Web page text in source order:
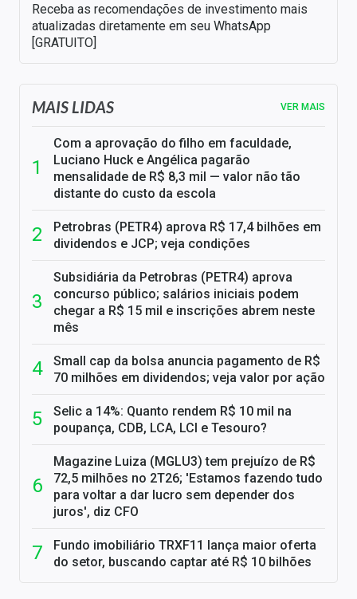
Receba as recomendações de investimento mais
atualizadas diretamente em seu WhatsApp
[GRATUITO]
MAIS LIDAS VER MAIS
Com a aprovação do filho em faculdade,
Luciano Huck e Angélica pagarão
mensalidade de R$ 8,3 mil — valor não tão
distante do custo da escola
Petrobras (PETR4) aprova R$ 17,4 bilhões em
dividendos e JCP; veja condições
Subsidiária da Petrobras (PETR4) aprova
concurso público; salários iniciais podem
chegar a R$ 15 mil e inscrições abrem neste
mês
Small cap da bolsa anuncia pagamento de R$
70 milhões em dividendos; veja valor por ação
Selic a 14%: Quanto rendem R$ 10 mil na
poupança, CDB, LCA, LCI e Tesouro?
Magazine Luiza (MGLU3) tem prejuízo de R$
72,5 milhões no 2T26; 'Estamos fazendo tudo
para voltar a dar lucro sem depender dos
juros', diz CFO
Fundo imobiliário TRXF11 lança maior oferta
do setor, buscando captar até R$ 10 bilhões